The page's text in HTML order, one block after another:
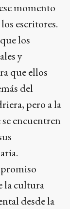
momento
escritores.
los
y
que ellos
del
pero a la
encuentren
la cultura
desde la